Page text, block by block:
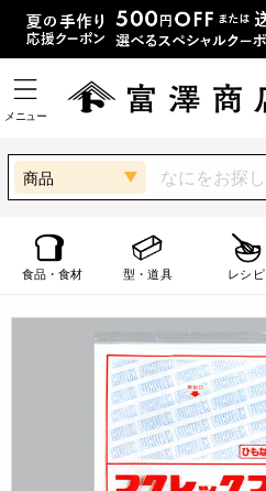
メニュー
商品
食品・食材 型・道具 レシピ